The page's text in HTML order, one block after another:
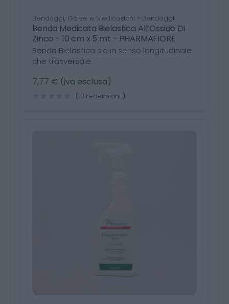
Bendaggi, Garze e Medicazioni > Bendaggi
Benda Medicata Bielastica All’Ossido Di
Zinco - 10 cm x 5 mt - PHARMAFIORE
Benda Bielastica sia in senso longitudinale
che trasversale.
7,77 € (iva esclusa)
( 0 recensioni )